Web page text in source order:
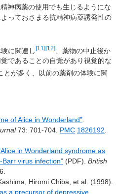
神病薬の使用でも生じるようにな
っておさまる抗精神病薬誘発性の
に関連し[11 ][12]
、薬物の中止後か
であることの自覚があり視覚的な
とが多く、以前の薬剤の体験に関
of Alice in Wonderland”.
73: 701-704. PMC 1826192.
in Wonderland syndrome as
virus infection” (PDF). British
.
Hiromi Chiba, et al. (1998).
a precursor of depressive